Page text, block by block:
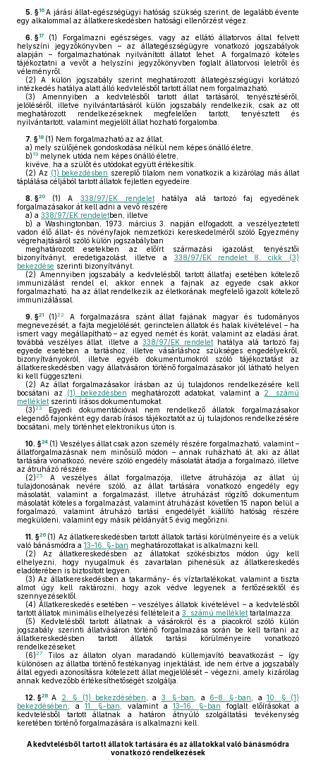
5. §16 A járási állat-egészségügyi hatóság szükség szerint, de legalább évente
egy alkalommal az állatkereskedésben hatósági ellenőrzést végez.
6. §17 (1) Forgalmazni egészséges, vagy az ellátó állatorvos által felvett
helyszíni jegyzőkönyvben – az állategészségügyre vonatkozó jogszabályok
alapján – forgalmazhatónak nyilvánított állatot lehet. A forgalmazó köteles
tájékoztatni a vevőt a helyszíni jegyzőkönyvben foglalt állatorvosi leletről és
véleményről.
(2) A külön jogszabály szerint meghatározott állategészségügyi korlátozó
intézkedés hatálya alatt álló kedvtelésből tartott állat nem forgalmazható.
(3) Amennyiben a kedvtelésből tartott állat tartásáról, tenyésztéséről,
jelöléséről, illetve nyilvántartásáról külön jogszabály rendelkezik, csak az ott
meghatározott rendelkezéseknek megfelelően tartott, tenyésztett és
nyilvántartott, valamint megjelölt állat hozható forgalomba.
7. §18 (1) Nem forgalmazható az az állat,
a) mely szülőjének gondoskodása nélkül nem képes önálló életre,
b) 19 melynek utóda nem képes önálló életre,
kivéve, ha a szülőt és utódokat együtt értékesítik.
(2) Az (1) bekezdésben szereplő tilalom nem vonatkozik a kizárólag más állat
táplálása céljából tartott állatok fejletlen egyedeire.
8. §20 (1) A338/97/EK rendelethatálya alá tartozó faj egyedének
forgalmazásakor át kell adni a vevő részére
a) a 338/97/EK rendeletben, illetve
b) a Washingtonban, 1973. március 3. napján elfogadott, a veszélyeztetett
vadon élő állat- és növényfajok nemzetközi kereskedelméről szóló Egyezmény
végrehajtásáról szóló külön jogszabályban
meghatározott esetekben az előírt származási igazolást, tenyésztői
bizonyítványt, eredetigazolást, illetve a 338/97/EK rendelet 8. cikk (3)
bekezdése szerinti bizonyítványt.
(2) Amennyiben jogszabály a kedvtelésből tartott állatfaj esetében kötelező
immunizálást rendel el, akkor ennek a fajnak az egyede csak akkor
forgalmazható, ha az állat rendelkezik az életkorának megfelelő igazolt kötelező
immunizálással.
9. §21 (1)22
A forgalmazásra szánt állat fajának magyar és tudományos
megnevezését, a fajta megjelölését, gerinctelen állatok és halak kivételével – ha
ismert vagy megállapítható – az egyed nemét és korát, valamint az eladási árat,
továbbá veszélyes állat, illetve a 338/97/EK rendelet hatálya alá tartozó faj
egyede esetében a tartáshoz, illetve vásárláshoz szükséges engedélyekről,
bizonyítványokról, illetve egyéb dokumentumokról szóló tájékoztatást az
állatkereskedésben vagy állatvásáron történő forgalmazásakor jól látható helyen
ki kell függeszteni.
(2) Az állat forgalmazásakor írásban az új tulajdonos rendelkezésére kell
bocsátani az (1) bekezdésben meghatározott adatokat, valamint a 2. számú
melléklet szerinti írásos dokumentumokat.
(3)23
Egyedi dokumentációval nem rendelkező állatok forgalmazásakor
elegendő fajonként egy darab írásos tájékoztatót az új tulajdonos rendelkezésére
bocsátani, mely történhet elektronikus úton is.
10. §24 (1) Veszélyes állat csak azon személy részére forgalmazható, valamint –
állatforgalmazásnak nem minősülő módon – annak ruházható át, aki az állat
tartására vonatkozó, nevére szóló engedély másolatát átadja a forgalmazó, illetve
az átruházó részére.
(2)25
A veszélyes állat forgalmazója, illetve átruházója az állat új
tulajdonosának nevére szóló, az állat tartására vonatkozó engedély egy
másolatát, valamint a forgalmazást, illetve átruházást rögzítő dokumentum
másolatát köteles a forgalmazást, valamint átruházást követően 15 napon belül a
forgalmazó, valamint átruházó tartási engedélyét kiállító hatóság részére
megküldeni, valamint egy másik példányát 5 évig megőrizni.
11. §26 (1) Az állatkereskedésben tartott állatok tartási körülményeire és a velük
való bánásmódra a 13–16. §-ban meghatározottakat is alkalmazni kell.
(2) Az állatkereskedésben az állatokat szökésbiztos módon úgy kell
elhelyezni, hogy nyugalmuk és zavartalan pihenésük az állatkereskedés
eladóterében is biztosított legyen.
(3) Az állatkereskedésben a takarmány- és víztartalékokat, valamint a tiszta
almot úgy kell raktározni, hogy azok védve legyenek a fertőzésektől és
szennyezésektől.
(4) Állatkereskedés esetében – veszélyes állatok kivételével – a kedvtelésből
tartott állatok minimális elhelyezési feltételeit a 3. számú melléklet tartalmazza.
(5) Kedvtelésből tartott állatnak a vásárokról és a piacokról szóló külön
jogszabály szerinti állatvásáron történő forgalmazása során be kell tartani az
állatkereskedésben tartott állatok tartási körülményeire vonatkozó
rendelkezéseket.
(6)27
Tilos az állaton olyan maradandó küllemjavító beavatkozást – így
különösen az állatba történő festékanyag injektálást, ide nem értve a jogszabály
által egyedi azonosításra kötelezett állat megjelölését – végezni, amely kizárólag
annak kedvezőbb értékesíthetőségét szolgálja.
12. §28 A 2. § (1) bekezdésében , a 3. §-ban , a 6–8. §-ban , a10. § (1)
bekezdésében , a11. §-ban , valamint a13–16. §-ban foglalt előírásokat a
kedvtelésből tartott állatnak a határon átnyúló szolgáltatási tevékenység
keretében történő forgalmazására is alkalmazni kell.
A kedvtelésből tartott állatok tartására és az állatokkal való bánásmódra
vonatkozó rendelkezések